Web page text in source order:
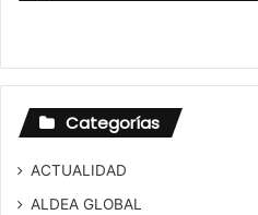
Categorías
ACTUALIDAD
ALDEA GLOBAL